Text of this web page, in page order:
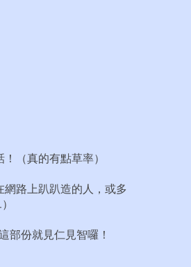
（真的有點草率）
路上趴趴造的人，或多
部份就見仁見智囉！